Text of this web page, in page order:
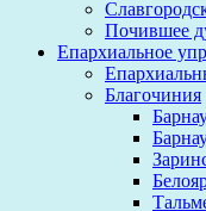
Почившее
Епархиальное
Благочиния